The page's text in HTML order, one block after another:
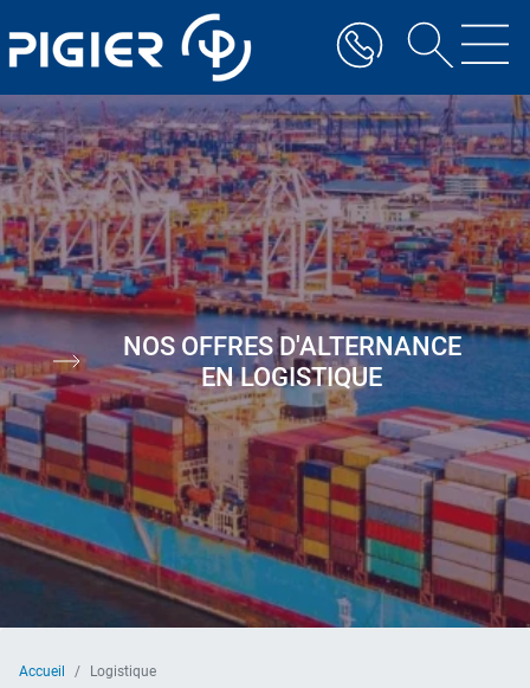
au
contenu
NOS OFFRES D'ALTERNANCE
EN LOGISTIQUE
Image
Accueil Logistique